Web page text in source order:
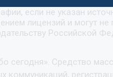
если не указан
лицензий и могут не
Российской
сегодня». Средство
коммуникаций,